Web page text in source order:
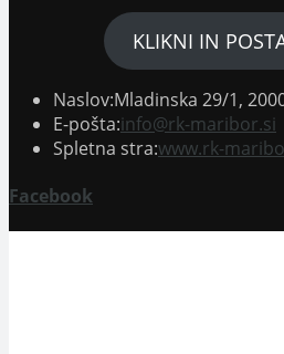
KLIKNI IN
Naslov:Mladinska 29/1,
E-pošta:info@rk-maribor.si
Spletna stra:www.rk-
Facebook